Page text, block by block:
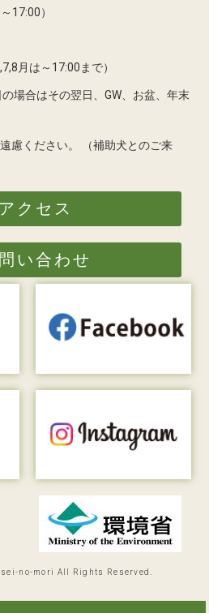
17:00）
月は～17:00まで）
場合はその翌日、GW、お盆、年末
慮ください。
（補助犬とのご来
アクセス
い合わせ
no-mori All Rights Reserved.